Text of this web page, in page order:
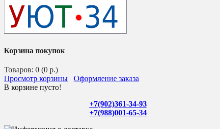
Корзина покупок
Товаров: 0 (0 р.)
Просмотр корзины
Оформление заказа
В корзине пусто!
+7(902)361-34-93
+7(988)001-65-34